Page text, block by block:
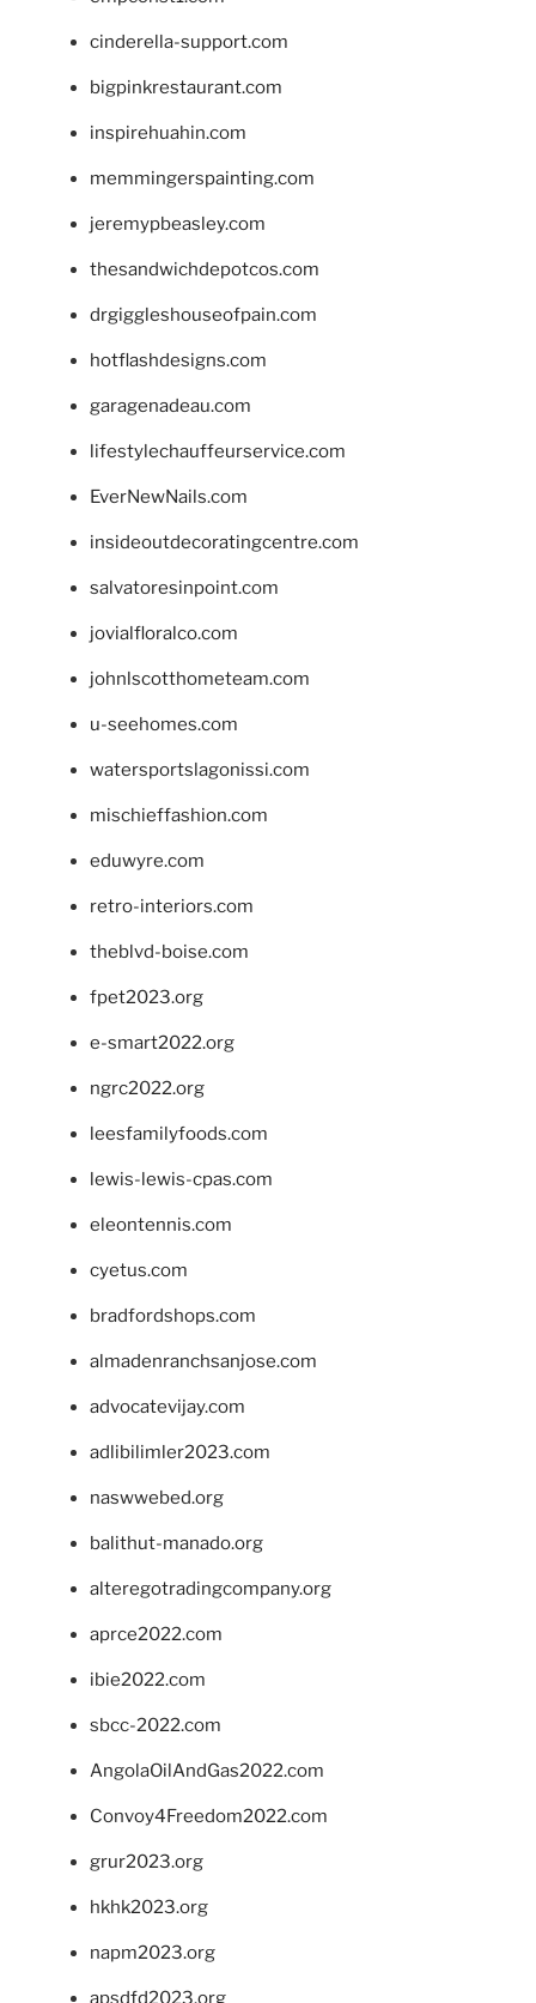
cinderella-support.com
bigpinkrestaurant.com
inspirehuahin.com
memmingerspainting.com
jeremypbeasley.com
thesandwichdepotcos.com
drgiggleshouseofpain.com
hotflashdesigns.com
garagenadeau.com
lifestylechauffeurservice.com
EverNewNails.com
insideoutdecoratingcentre.com
salvatoresinpoint.com
jovialfloralco.com
johnlscotthometeam.com
u-seehomes.com
watersportslagonissi.com
mischieffashion.com
eduwyre.com
retro-interiors.com
theblvd-boise.com
fpet2023.org
e-smart2022.org
ngrc2022.org
leesfamilyfoods.com
lewis-lewis-cpas.com
eleontennis.com
cyetus.com
bradfordshops.com
almadenranchsanjose.com
advocatevijay.com
adlibilimler2023.com
naswwebed.org
balithut-manado.org
alteregotradingcompany.org
aprce2022.com
ibie2022.com
sbcc-2022.com
AngolaOilAndGas2022.com
Convoy4Freedom2022.com
grur2023.org
hkhk2023.org
napm2023.org
apsdfd2023.org